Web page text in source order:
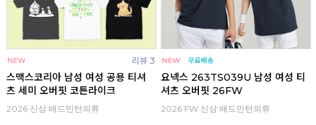
리뷰 3
스맥스코리아 남성 여성 공용 티셔
츠 세미 오버핏 코튼라이크
2026 신상 배드민턴의류
요넥스 263TS039U 남성 여성 티
셔츠 오버핏 26FW
2026 FW 신상 배드민턴의류